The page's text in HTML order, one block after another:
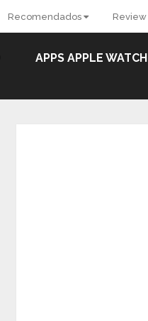
Recomendados Review
APPS APPLE WATCH